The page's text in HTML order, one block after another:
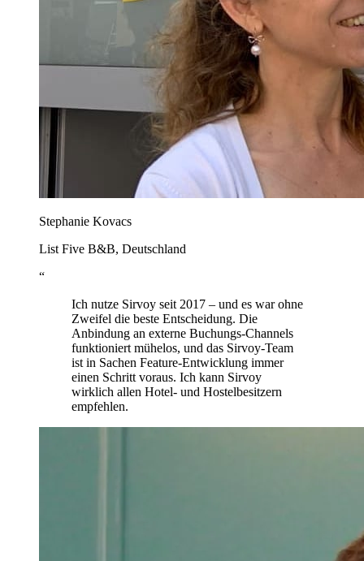
Stephanie Kovacs
List Five B&B, Deutschland
“
Ich nutze Sirvoy seit 2017 – und es war ohne
Zweifel die beste Entscheidung. Die
Anbindung an externe Buchungs-Channels
funktioniert mühelos, und das Sirvoy-Team
ist in Sachen Feature-Entwicklung immer
einen Schritt voraus. Ich kann Sirvoy
wirklich allen Hotel- und Hostelbesitzern
empfehlen.